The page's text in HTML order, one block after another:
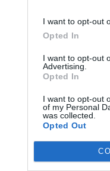
I want to opt-out
Opted In
I want to opt-out
Advertising.
Opted In
I want to opt-out
of my Personal
was collected.
Opted Out